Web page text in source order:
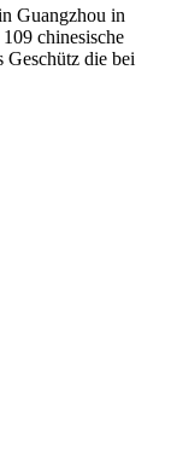
Guangzhou in
chinesische
Geschütz die bei